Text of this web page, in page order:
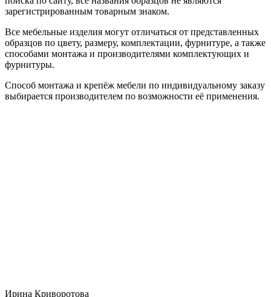
зарегистрированным товарным знаком.
Все мебельные изделия могут отличаться от представленных
образцов по цвету, размеру, комплектации, фурнитуре, а также
способами монтажа и производителями комплектующих и
фурнитуры.
Способ монтажа и крепёж мебели по индивидуальному заказу
выбирается производителем по возможности её применения.
Ирина Криворотова